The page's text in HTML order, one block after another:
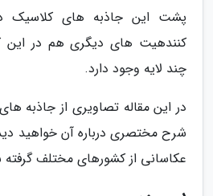
پشت این جاذبه های کلاسیک
کنندهیت های دیگری هم در این
چند لایه وجود دارد.
در این مقاله تصاویری از جاذبه
شرح مختصری درباره آن خواهید
عکاسانی از کشورهای مختلف